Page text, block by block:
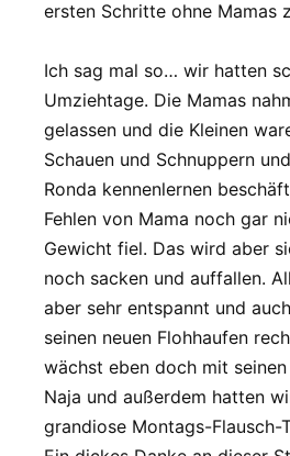
ersten Schritte ohne Mamas
Ich sag mal so… wir hatten
Umziehtage. Die Mamas
gelassen und die Kleinen
Schauen und Schnuppern
Ronda kennenlernen
Fehlen von Mama noch gar
Gewicht fiel. Das wird aber
noch sacken und auffallen.
aber sehr entspannt und
seinen neuen Flohhaufen
wächst eben doch mit
Naja und außerdem hatten
grandiose Montags-Flausch-